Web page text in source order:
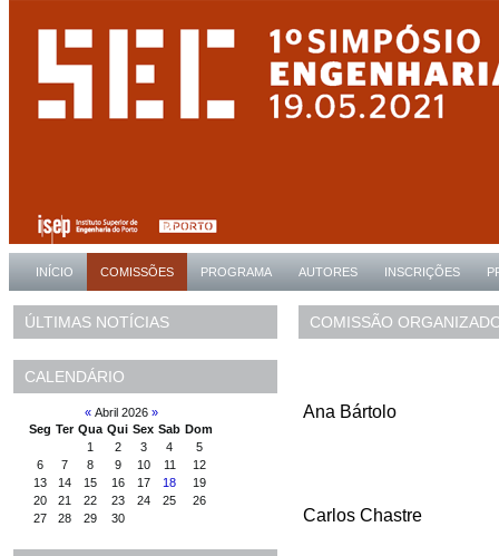
INÍCIO COMISSÕES PROGRAMA AUTORES INSCRIÇÕES
ÚLTIMAS NOTÍCIAS
CALENDÁRIO
«Abril 2026 »
Seg Ter Qua Qui Sex Sab Dom
1
2 3 4
5
6
7 8 9 10 11
12
13
14 15 16 17 18
19
20
21 22 23 24 25
26
27
28 29 30
COMISSÃO
Ana Bártolo
Carlos Chastre